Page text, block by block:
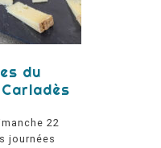
du
22
journées